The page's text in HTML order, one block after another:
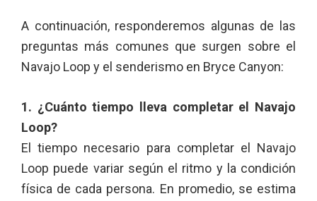
A continuación, responderemos algunas de las
preguntas más comunes que surgen sobre el
Navajo Loop y el senderismo en Bryce Canyon:
1. ¿Cuánto tiempo lleva completar el Navajo
Loop?
El tiempo necesario para completar el Navajo
Loop puede variar según el ritmo y la condición
física de cada persona. En promedio, se estima